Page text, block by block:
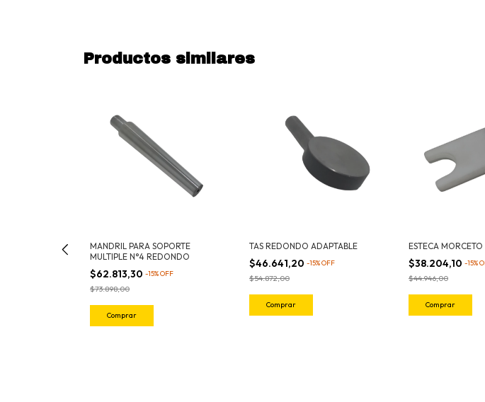
Productos similares
MANDRIL PARA SOPORTE
MULTIPLE N°4 REDONDO
$62.813,30 -15%OFF
$73.898,00
TAS REDONDO ADAPTABLE
$46.641,20 -15%OFF
$54.872,00
ESTECA MORCETO
$38.204,10 -15%
$44.946,00